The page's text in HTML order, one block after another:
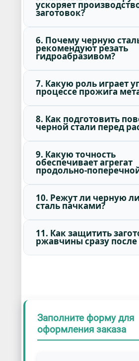
ускоряет
заготовок?
6. Почему черную
рекомендуют резать
гидроабразивом?
7. Какую роль играет
процессе прожига
8. Как подготовить
черной стали перед
9. Какую точность
обеспечивает агрегат
продольно-
10. Режут ли черную
сталь пачками?
11. Как защитить
ржавчины сразу после
Заполните форму для
оформления заказа